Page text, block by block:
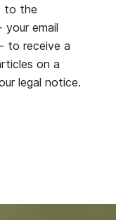
to the
email
to receive a
on a
legal notice.